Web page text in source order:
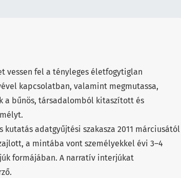
vessen fel a tényleges életfogytiglan
kapcsolatban, valamint megmutassa,
a bűnös, társadalomból kitaszított és
adatgyűjtési szakasza 2011 márciusától
a mintába vont személyekkel évi 3–4
formájában. A narratív interjúkat